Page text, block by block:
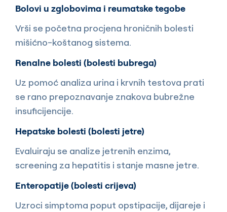
Bolovi u zglobovima i reumatske tegobe
Vrši se početna procjena hroničnih bolesti
mišićno-koštanog sistema.
Renalne bolesti (bolesti bubrega)
Uz pomoć analiza urina i krvnih testova prati
se rano prepoznavanje znakova bubrežne
insuficijencije.
Hepatske bolesti (bolesti jetre)
Evaluiraju se analize jetrenih enzima,
screening za hepatitis i stanje masne jetre.
Enteropatije (bolesti crijeva)
Uzroci simptoma poput opstipacije, dijareje i